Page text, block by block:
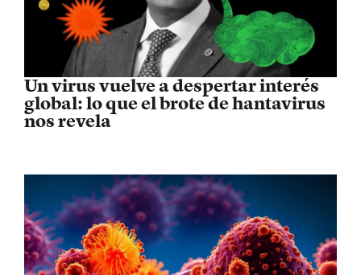
Un virus vuelve a despertar interés
global: lo que el brote de hantavirus
nos revela